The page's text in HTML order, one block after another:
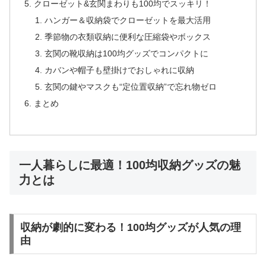
クローゼット&玄関まわりも100均でスッキリ！
ハンガー＆収納袋でクローゼットを最大活用
季節物の衣類収納に便利な圧縮袋やボックス
玄関の靴収納は100均グッズでコンパクトに
カバンや帽子も壁掛けでおしゃれに収納
玄関の鍵やマスクも“定位置収納”で忘れ物ゼロ
まとめ
一人暮らしに最適！100均収納グッズの魅
力とは
収納が劇的に変わる！100均グッズが人気の理
由